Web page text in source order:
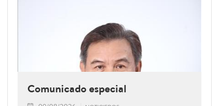
Comunicado especial